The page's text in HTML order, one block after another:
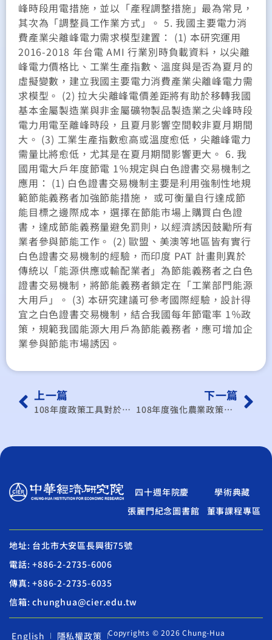
峰時段用電措施，並以「產程調整措施」最為常見，
其次為「調整員工作業方式」。 5. 我國主要電力消
費產業尖離峰電力需求模型建置： (1) 本研究運用
2016-2018 年台電 AMI 行業別時負載資料，以尖離
峰電力價格比、工業生產指數、溫度與是否為夏月的
虛擬變數，建立我國主要電力消費產業尖離峰電力需
求模型。 (2) 拉大尖離峰電價差距將有助於移轉我國
基本金屬製造業與非金屬礦物製品製造業之尖峰時段
電力用電至離峰時段，且夏月影響空間較非夏月期間
大。 (3) 工業生產指數愈高或溫度愈低，尖離峰電力
需量比將愈低，尤其是在夏月期間影響更大。 6. 我
國用電大戶年度節電 1％規定與白色證書交易機制之
應用： (1) 白色證書交易機制主要是利用強制性地規
範節能義務者加強節能措施， 或可衡量自行達成節
能目標之邊際成本，選擇在節能市場上購買白色證
書，達成節能義務量避免罰則，以經濟誘因鼓勵所有
業者參與節能工作。 (2) 歐盟、美澳等地區皆有實行
白色證書交易機制的經驗，而印度 PAT 計畫則異於
傳統以「能源供應或輸配業者」為節能義務者之白色
證書交易機制，將節能義務者鎖定在「工業部門能源
大用戶」。 (3) 本研究建議可參考國際經驗，設計得
宜之白色證書交易機制，結合我國每年節電率 1％政
策，規範我國能源大用戶為節能義務者，應可增加企
業參與節能市場誘因。
上一篇
108年度政策工具對於服務業各行業用電負載移轉效果研析計畫
下一篇
108年度強化農業政策決策訊息蒐集分析
四十週年院慶
學術典藏
張麗門紀念圖書館
董事課程專區
地址: 台北市大安區長興街75號
電話: +886-2-2735-6006
傳真: +886-2-2735-6035
信箱: chunghua@cier.edu.tw
English 隱私權政策
Copyrights © 2026 Chung-Hua